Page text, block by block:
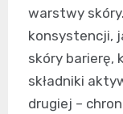
warstwy
konsystencji,
skóry barierę,
składniki
drugiej –